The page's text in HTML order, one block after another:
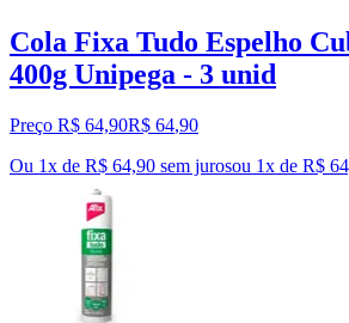
Cola Fixa Tudo Espelho
400g Unipega - 3 unid
Preço R$ 64,90R$ 64,90
Ou 1x de R$ 64,90 sem jurosou 1x de R$